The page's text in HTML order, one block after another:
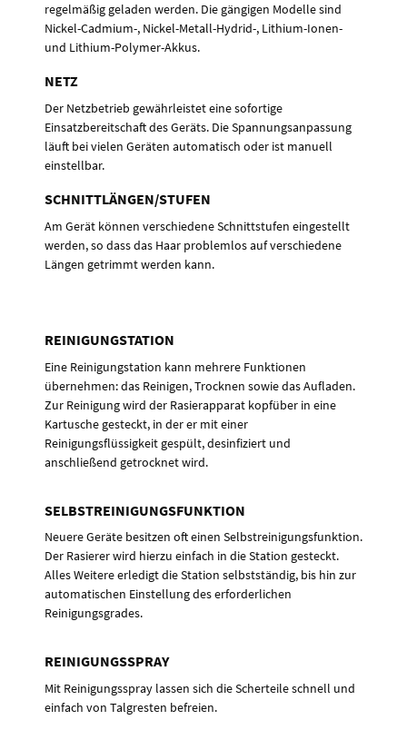
regelmäßig geladen werden. Die gängigen Modelle sind
Nickel-Cadmium-, Nickel-Metall-Hydrid-, Lithium-Ionen-
und Lithium-Polymer-Akkus.
NETZ
Der Netzbetrieb gewährleistet eine sofortige
Einsatzbereitschaft des Geräts. Die Spannungsanpassung
läuft bei vielen Geräten automatisch oder ist manuell
einstellbar.
SCHNITTLÄNGEN/STUFEN
Am Gerät können verschiedene Schnittstufen eingestellt
werden, so dass das Haar problemlos auf verschiedene
Längen getrimmt werden kann.
REINIGUNGSTATION
Eine Reinigungstation kann mehrere Funktionen
übernehmen: das Reinigen, Trocknen sowie das Aufladen.
Zur Reinigung wird der Rasierapparat kopfüber in eine
Kartusche gesteckt, in der er mit einer
Reinigungsflüssigkeit gespült, desinfiziert und
anschließend getrocknet wird.
SELBSTREINIGUNGSFUNKTION
Neuere Geräte besitzen oft einen Selbstreinigungsfunktion.
Der Rasierer wird hierzu einfach in die Station gesteckt.
Alles Weitere erledigt die Station selbstständig, bis hin zur
automatischen Einstellung des erforderlichen
Reinigungsgrades.
REINIGUNGSSPRAY
Mit Reinigungsspray lassen sich die Scherteile schnell und
einfach von Talgresten befreien.